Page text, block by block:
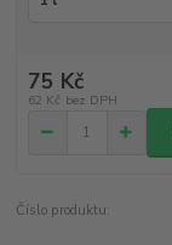
75 Kč
62 Kč bez DPH
Číslo produktu: